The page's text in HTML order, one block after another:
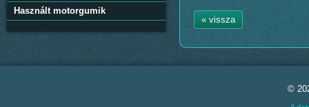
Használt motorgumik
« vissza
©